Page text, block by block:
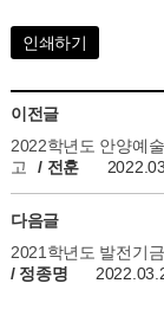
인쇄하기
이전글
2022학년도 안양예
고
/ 전훈
다음글
2021학년도 발전기
/ 정종명